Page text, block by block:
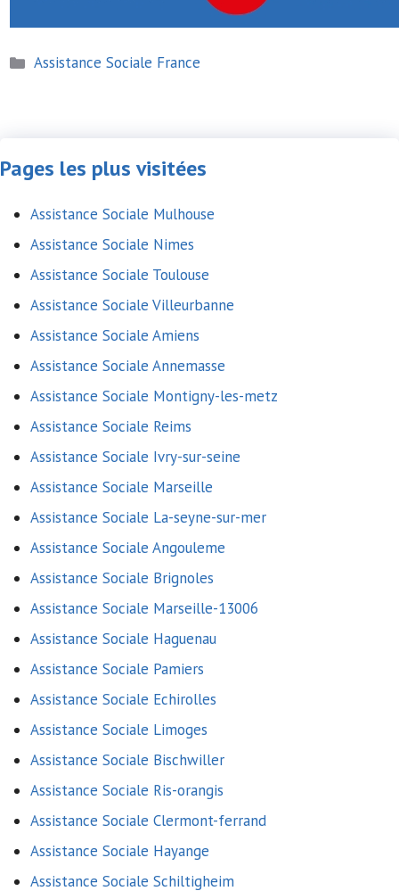
Catégories
Assistance Sociale France
Pages les plus visitées
Assistance Sociale Mulhouse
Assistance Sociale Nimes
Assistance Sociale Toulouse
Assistance Sociale Villeurbanne
Assistance Sociale Amiens
Assistance Sociale Annemasse
Assistance Sociale Montigny-les-metz
Assistance Sociale Reims
Assistance Sociale Ivry-sur-seine
Assistance Sociale Marseille
Assistance Sociale La-seyne-sur-mer
Assistance Sociale Angouleme
Assistance Sociale Brignoles
Assistance Sociale Marseille-13006
Assistance Sociale Haguenau
Assistance Sociale Pamiers
Assistance Sociale Echirolles
Assistance Sociale Limoges
Assistance Sociale Bischwiller
Assistance Sociale Ris-orangis
Assistance Sociale Clermont-ferrand
Assistance Sociale Hayange
Assistance Sociale Schiltigheim